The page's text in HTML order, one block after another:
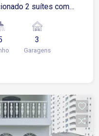
2 suítes com
banheiro e
com sacada
Cozinha com
e sofisticação
ou quem precisa
3
Garagens